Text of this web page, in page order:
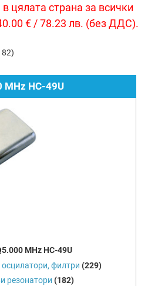
цялата страна за всички
€ / 78.23 лв. (без ДДС).
MHz HC-49U
MHz HC-49U
осцилатори, филтри (229)
резонатори (182)